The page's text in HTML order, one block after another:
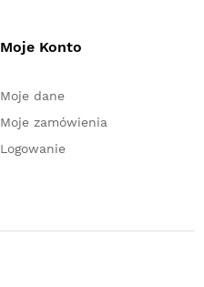
Moje Konto
Moje dane
Moje zamówienia
Logowanie